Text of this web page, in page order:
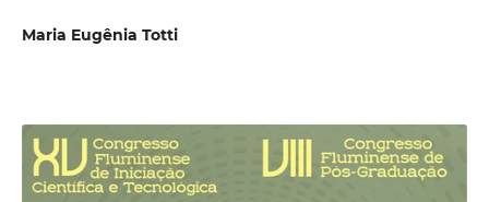
Maria Eugênia Totti